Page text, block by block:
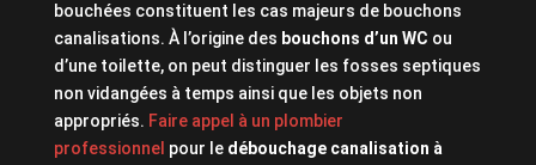
bouchées constituent les cas majeurs de bouchons
canalisations. À l’origine des bouchons d’un WC ou
d’une toilette, on peut distinguer les fosses septiques
non vidangées à temps ainsi que les objets non
appropriés. Faire appel à un plombier
professionnel pour le débouchage canalisation à